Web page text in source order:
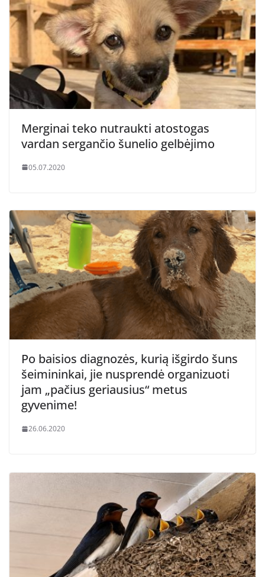
Merginai teko nutraukti atostogas
vardan sergančio šunelio gelbėjimo
05.07.2020
Po baisios diagnozės, kurią išgirdo šuns
šeimininkai, jie nusprendė organizuoti
jam „pačius geriausius“ metus
gyvenime!
26.06.2020